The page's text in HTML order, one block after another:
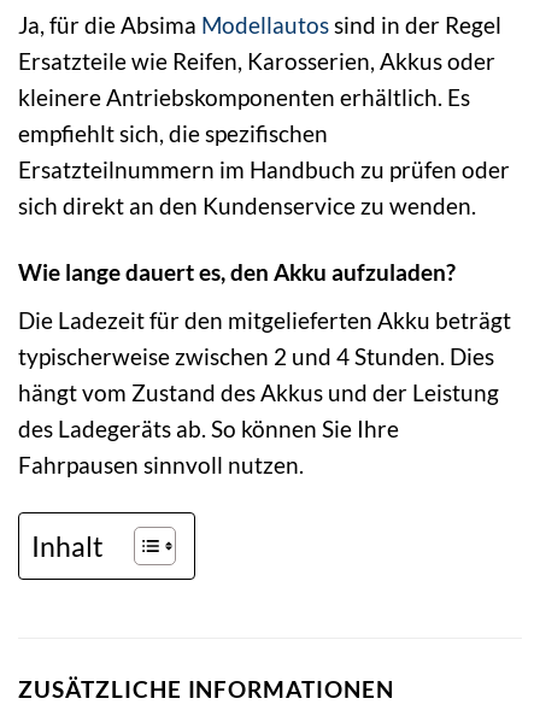
Ja, für die Absima Modellautossind in der Regel
Ersatzteile wie Reifen, Karosserien, Akkus oder
kleinere Antriebskomponenten erhältlich. Es
empfiehlt sich, die spezifischen
Ersatzteilnummern im Handbuch zu prüfen oder
sich direkt an den Kundenservice zu wenden.
Wie lange dauert es, den Akku aufzuladen?
Die Ladezeit für den mitgelieferten Akku beträgt
typischerweise zwischen 2 und 4 Stunden. Dies
hängt vom Zustand des Akkus und der Leistung
des Ladegeräts ab. So können Sie Ihre
Fahrpausen sinnvoll nutzen.
Inhalt
ZUSÄTZLICHE INFORMATIONEN